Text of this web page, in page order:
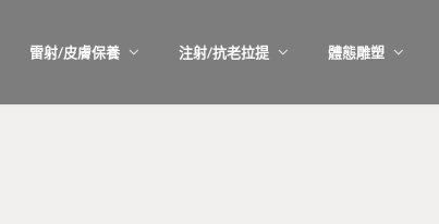
雷射/皮膚保養 注射/抗老拉提 體態雕塑